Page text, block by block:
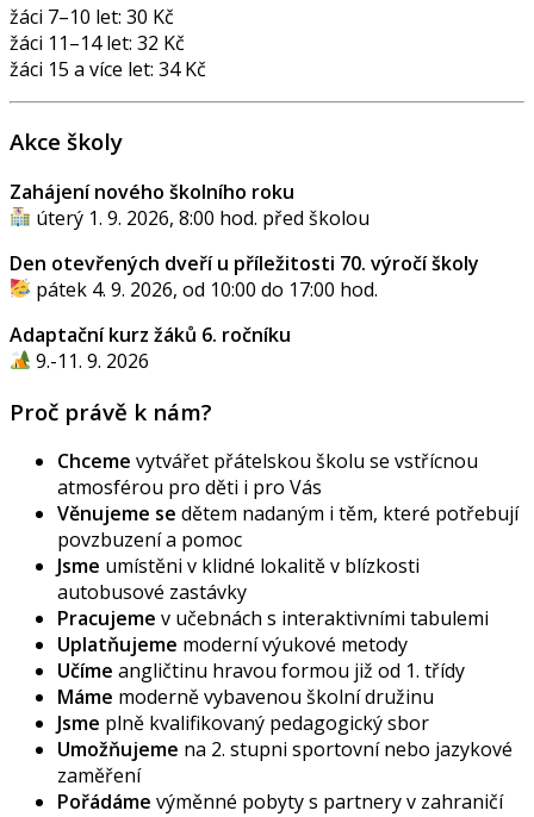
žáci 7–10 let: 30 Kč
žáci 11–14 let: 32 Kč
žáci 15 a více let: 34 Kč
Akce školy
Zahájení nového školního roku
úterý 1. 9. 2026, 8:00 hod. před školou
Den otevřených dveří u příležitosti 70. výročí školy
pátek 4. 9. 2026, od 10:00 do 17:00 hod.
Adaptační kurz žáků 6. ročníku
9.-11. 9. 2026
Proč právě k nám?
Chceme vytvářet přátelskou školu se vstřícnou
atmosférou pro děti i pro Vás
Věnujeme se dětem nadaným i těm, které potřebují
povzbuzení a pomoc
Jsme umístěni v klidné lokalitě v blízkosti
autobusové zastávky
Pracujeme v učebnách s interaktivními tabulemi
Uplatňujeme moderní výukové metody
Učíme angličtinu hravou formou již od 1. třídy
Máme moderně vybavenou školní družinu
Jsme plně kvalifikovaný pedagogický sbor
Umožňujeme na 2. stupni sportovní nebo jazykové
zaměření
Pořádáme výměnné pobyty s partnery v zahraničí